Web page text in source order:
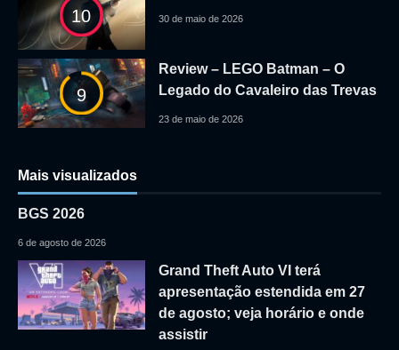
10 30 de maio de 2026
9
Review – LEGO Batman – O
Legado do Cavaleiro das Trevas
23 de maio de 2026
Mais visualizados
BGS 2026
6 de agosto de 2026
Grand Theft Auto VI terá
apresentação estendida em 27
de agosto; veja horário e onde
assistir